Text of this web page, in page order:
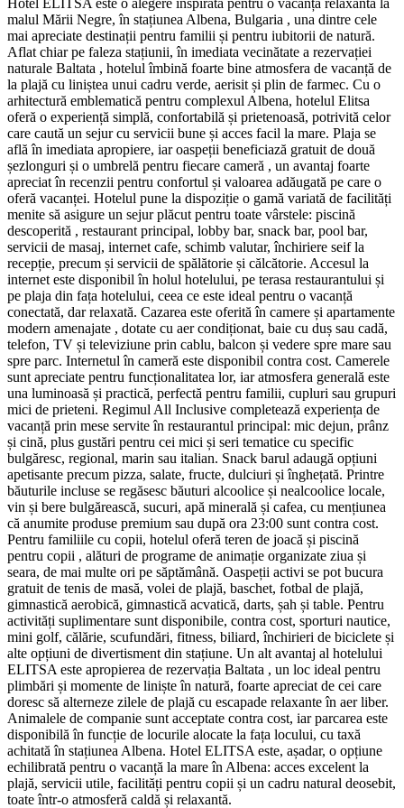
malul Mării Negre, în stațiunea Albena, Bulgaria , una dintre cele
mai apreciate destinații pentru familii și pentru iubitorii de natură.
Aflat chiar pe faleza stațiunii, în imediata vecinătate a rezervației
naturale Baltata , hotelul îmbină foarte bine atmosfera de vacanță de
la plajă cu liniștea unui cadru verde, aerisit și plin de farmec. Cu o
arhitectură emblematică pentru complexul Albena, hotelul Elitsa
oferă o experiență simplă, confortabilă și prietenoasă, potrivită celor
care caută un sejur cu servicii bune și acces facil la mare. Plaja se
află în imediata apropiere, iar oaspeții beneficiază gratuit de două
șezlonguri și o umbrelă pentru fiecare cameră , un avantaj foarte
apreciat în recenzii pentru confortul și valoarea adăugată pe care o
oferă vacanței. Hotelul pune la dispoziție o gamă variată de facilități
menite să asigure un sejur plăcut pentru toate vârstele: piscină
descoperită , restaurant principal, lobby bar, snack bar, pool bar,
servicii de masaj, internet cafe, schimb valutar, închiriere seif la
recepție, precum și servicii de spălătorie și călcătorie. Accesul la
internet este disponibil în holul hotelului, pe terasa restaurantului și
pe plaja din fața hotelului, ceea ce este ideal pentru o vacanță
conectată, dar relaxată. Cazarea este oferită în camere și apartamente
modern amenajate , dotate cu aer condiționat, baie cu duș sau cadă,
telefon, TV și televiziune prin cablu, balcon și vedere spre mare sau
spre parc. Internetul în cameră este disponibil contra cost. Camerele
sunt apreciate pentru funcționalitatea lor, iar atmosfera generală este
una luminoasă și practică, perfectă pentru familii, cupluri sau grupuri
mici de prieteni. Regimul All Inclusive completează experiența de
vacanță prin mese servite în restaurantul principal: mic dejun, prânz
și cină, plus gustări pentru cei mici și seri tematice cu specific
bulgăresc, regional, marin sau italian. Snack barul adaugă opțiuni
apetisante precum pizza, salate, fructe, dulciuri și înghețată. Printre
băuturile incluse se regăsesc băuturi alcoolice și nealcoolice locale,
vin și bere bulgărească, sucuri, apă minerală și cafea, cu mențiunea
că anumite produse premium sau după ora 23:00 sunt contra cost.
Pentru familiile cu copii, hotelul oferă teren de joacă și piscină
pentru copii , alături de programe de animație organizate ziua și
seara, de mai multe ori pe săptămână. Oaspeții activi se pot bucura
gratuit de tenis de masă, volei de plajă, baschet, fotbal de plajă,
gimnastică aerobică, gimnastică acvatică, darts, șah și table. Pentru
activități suplimentare sunt disponibile, contra cost, sporturi nautice,
mini golf, călărie, scufundări, fitness, biliard, închirieri de biciclete și
alte opțiuni de divertisment din stațiune. Un alt avantaj al hotelului
ELITSA este apropierea de rezervația Baltata , un loc ideal pentru
plimbări și momente de liniște în natură, foarte apreciat de cei care
doresc să alterneze zilele de plajă cu escapade relaxante în aer liber.
Animalele de companie sunt acceptate contra cost, iar parcarea este
disponibilă în funcție de locurile alocate la fața locului, cu taxă
achitată în stațiunea Albena. Hotel ELITSA este, așadar, o opțiune
echilibrată pentru o vacanță la mare în Albena: acces excelent la
plajă, servicii utile, facilități pentru copii și un cadru natural deosebit,
toate într-o atmosferă caldă și relaxantă.